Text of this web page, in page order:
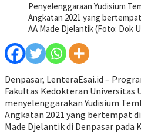
Penyelenggaraan Yudisium
Angkatan 2021 yang
AA Made Djelantik (Foto: Dok
Denpasar, LenteraEsai.id –
Fakultas Kedokteran Universitas
menyelenggarakan Yudisium
Angkatan 2021 yang bertempat
Made Djelantik di Denpasar pada